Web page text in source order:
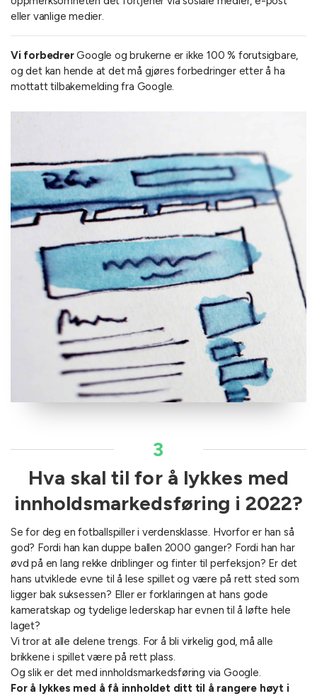
eller vanlige medier.
Vi forbedrerGoogle og brukerne er ikke 100 % forutsigbare,
og det kan hende at det må gjøres forbedringer etter å ha
mottatt tilbakemelding fra Google.
3
Hva skal til for å lykkes med
innholdsmarkedsføring i 2022?
Se for deg en fotballspiller i verdensklasse. Hvorfor er han så
god? Fordi han kan duppe ballen 2000 ganger? Fordi han har
øvd på en lang rekke driblinger og finter til perfeksjon? Er det
hans utviklede evne til å lese spillet og være på rett sted som
ligger bak suksessen? Eller er forklaringen at hans gode
kameratskap og tydelige lederskap har evnen til å løfte hele
laget?
Vi tror at alle delene trengs. For å bli virkelig god, må alle
brikkene i spillet være på rett plass.
Og slik er det med innholdsmarkedsføring via Google.
For å lykkes med å få innholdet ditt til å rangere høyt i